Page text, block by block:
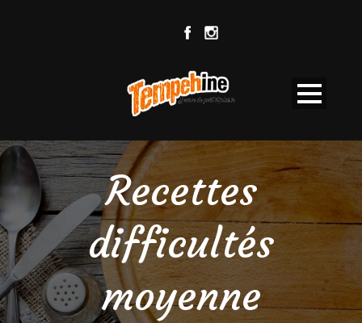
Recettes
difficultés
moyenne